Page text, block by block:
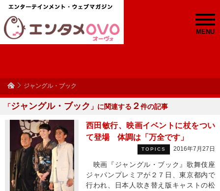
MENU
ジャングル・ブック
「ジャングル・ブック 」に関連する ２件の記事
西田敏行、映画イベントに杖をつい
て登場 体調は「万全です」
TOPICS 2016年7月27日
映画『ジャングル・ブック』歌舞伎座
ジャパンプレミアが２７日、東京都内で
行われ、日本人吹き替え版キャストの松